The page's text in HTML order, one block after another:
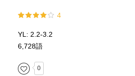
4
YL: 2.2-3.2
6,728語
0